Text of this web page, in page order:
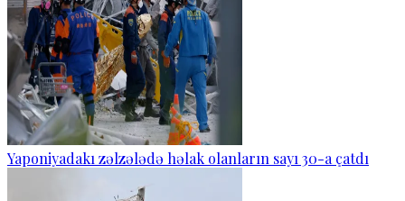
Yaponiyadakı zəlzələdə həlak olanların sayı 30-a çatdı